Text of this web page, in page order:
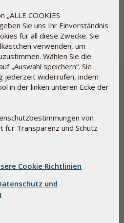
Zurücksetzen
so sehr im Fokus?
„ALLE COOKIES
Sie uns Ihr Einverständnis
für all diese Zwecke. Sie
verwenden, um
Wählen Sie die
„Auswahl speichern“. Sie
jederzeit widerrufen, indem
in der linken unteren Ecke der
von
für Transparenz und Schutz
Cookie Richtlinien
und